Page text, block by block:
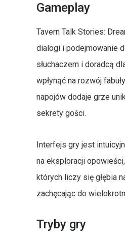
Gameplay
Tavern Talk Stories:
dialogi i podejmowanie
słuchaczem i doradcą
wpłynąć na rozwój
napojów dodaje grze
sekrety gości.
Interfejs gry jest
na eksploracji
których liczy się głębia
zachęcając do
Tryby gry